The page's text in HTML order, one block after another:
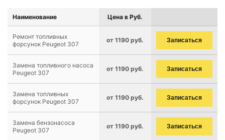
Наименование Цена в Руб.
Ремонт топливных
форсунок Peugeot 307
от 1190 руб. Записаться
Замена топливного насоса
Peugeot 307
от 1190 руб. Записаться
Замена топливных
форсунок Peugeot 307
от 1190 руб. Записаться
Замена бензонасоса
Peugeot 307
от 1190 руб. Записаться